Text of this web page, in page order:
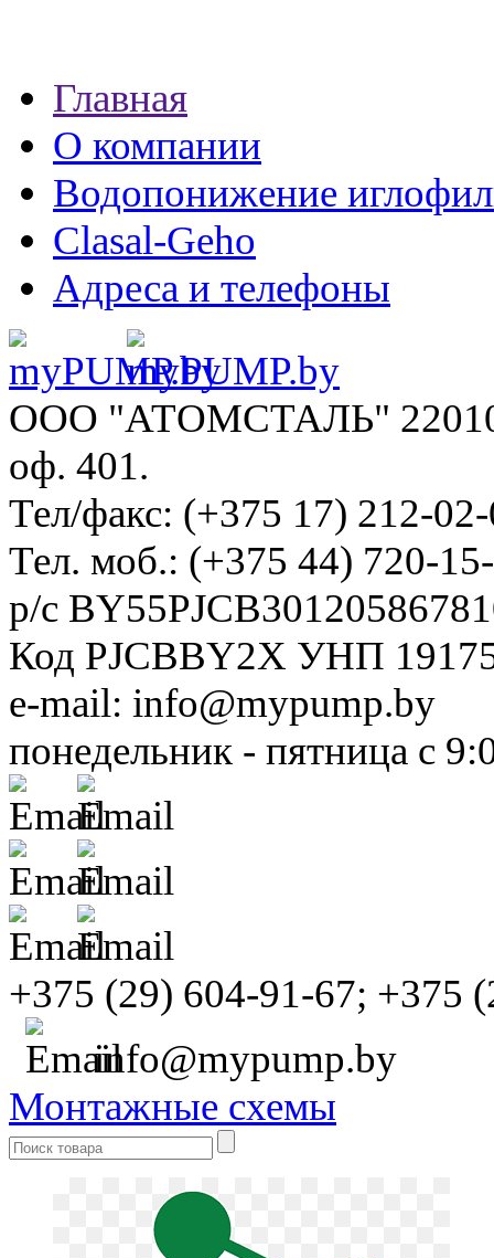
Главная
О компании
Водопонижение
Clasal-Geho
Адреса и телефоны
ООО "АТОМСТАЛЬ"
оф. 401.
Тел/факс: (+375 17) 212-
Тел. моб.: (+375 44) 720-
р/с
Код PJCBBY2X УНП
e-mail: info@mypump.by
понедельник - пятница с
+375 (29) 604-91-67; +375
info@mypump.by
Монтажные схемы